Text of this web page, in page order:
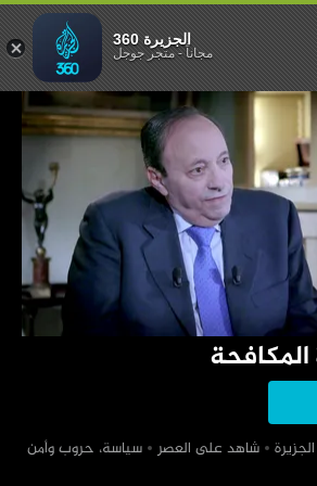
‏شاهد على العصر
‏سياسة، حروب وأمن
الجزيرة 360
مجاناً-متجر جوجل